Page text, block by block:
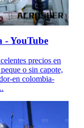
YouTube
precios en
o sin capote,
en colombia-